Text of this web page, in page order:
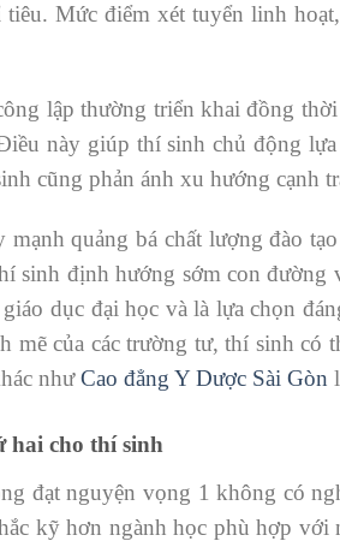
Mức điểm xét tuyển linh
lập thường triển khai đồng
này giúp thí sinh chủ động
cũng phản ánh xu hướng cạnh
quảng bá chất lượng đào
sinh định hướng sớm con
dục đại học và là lựa chọn
mẽ của các trường tư, thí sinh có
nhưCao đẳng Y Dược Sài Gòn
hai cho thí sinh
đạt nguyện vọng 1 không có
kỹ hơn ngành học phù hợp